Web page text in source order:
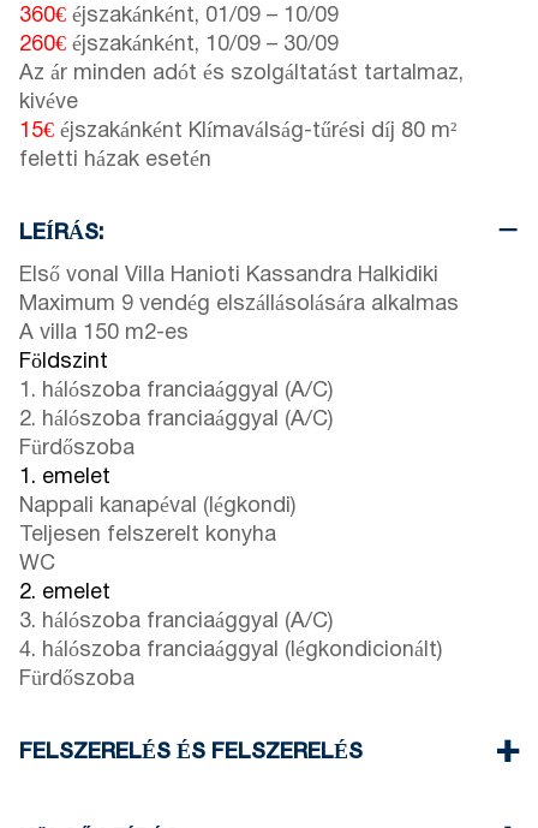
360€ éjszakánként, 01/09 – 10/09
260€ éjszakánként, 10/09 – 30/09
Az ár minden adót és szolgáltatást tartalmaz,
kivéve
15€ éjszakánként Klímaválság-tűrési díj 80 m²
feletti házak esetén
LEÍRÁS:
Első vonal Villa Hanioti Kassandra Halkidiki
Maximum 9 vendég elszállásolására alkalmas
A villa 150 m2-es
Földszint
1. hálószoba franciaággyal (A/C)
2. hálószoba franciaággyal (A/C)
Fürdőszoba
1. emelet
Nappali kanapéval (légkondi)
Teljesen felszerelt konyha
WC
2. emelet
3. hálószoba franciaággyal (A/C)
4. hálószoba franciaággyal (légkondicionált)
Fürdőszoba
FELSZERELÉS ÉS FELSZERELÉS